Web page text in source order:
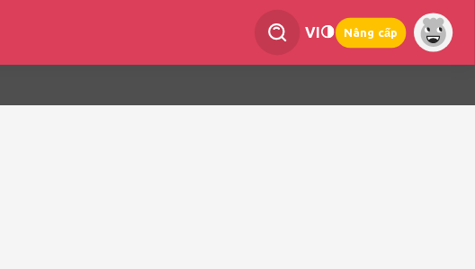
VI Nâng cấp